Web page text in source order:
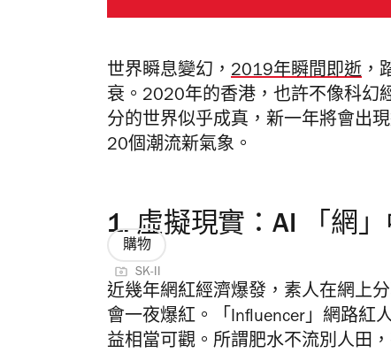
世界瞬息變幻， 2019年瞬間即逝 ，
衰。2020年的香港，也許不像科幻
分的世界似乎成真，新一年將會出
20個潮流新氣象。
1. 虛擬現實：AI 「網
購物
SK-II
近幾年網紅經濟爆發，素人在網上
會一夜爆紅。「Influencer」網路紅
益相當可觀。所謂肥水不流別人田